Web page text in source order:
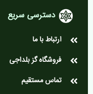
دسترسی سریع
ارتباط با ما
فروشگاه گز بلداجی
تماس مستقیم